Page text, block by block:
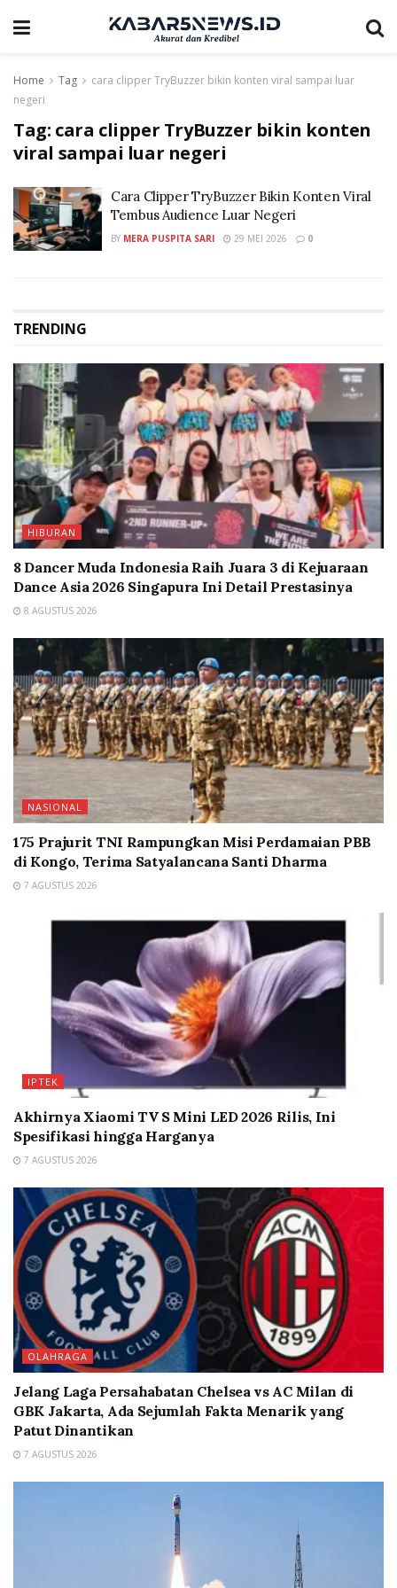
Home Tag
cara clipper TryBuzzer bikin konten viral sampai luar
negeri
Tag: cara clipper TryBuzzer bikin konten
viral sampai luar negeri
Cara Clipper TryBuzzer Bikin Konten Viral
Tembus Audience Luar Negeri
BY MERA PUSPITA SARI 29 MEI 2026 0
TRENDING
HIBURAN
8 Dancer Muda Indonesia Raih Juara 3 di Kejuaraan
Dance Asia 2026 Singapura Ini Detail Prestasinya
8 AGUSTUS 2026
NASIONAL
175 Prajurit TNI Rampungkan Misi Perdamaian PBB
di Kongo, Terima Satyalancana Santi Dharma
7 AGUSTUS 2026
IPTEK
Akhirnya Xiaomi TV S Mini LED 2026 Rilis, Ini
Spesifikasi hingga Harganya
7 AGUSTUS 2026
OLAHRAGA
Jelang Laga Persahabatan Chelsea vs AC Milan di
GBK Jakarta, Ada Sejumlah Fakta Menarik yang
Patut Dinantikan
7 AGUSTUS 2026